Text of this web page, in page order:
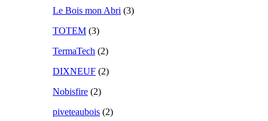
Le Bois mon Abri (3)
TOTEM (3)
TermaTech (2)
DIXNEUF (2)
Nobisfire (2)
piveteaubois (2)